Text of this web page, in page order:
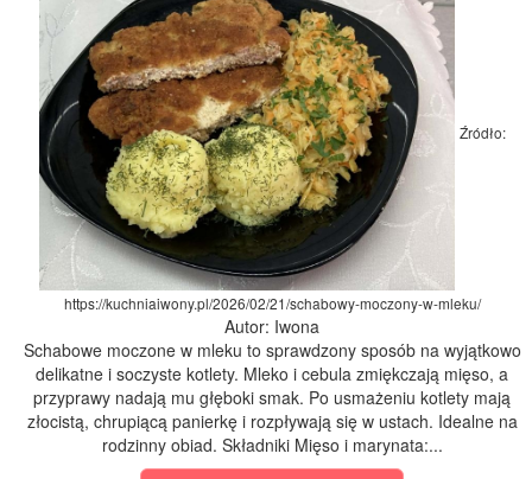
Źródło:
https://kuchniaiwony.pl/2026/02/21/schabowy-moczony-w-mleku/
Autor: Iwona
Schabowe moczone w mleku to sprawdzony sposób na wyjątkowo
delikatne i soczyste kotlety. Mleko i cebula zmiękczają mięso, a
przyprawy nadają mu głęboki smak. Po usmażeniu kotlety mają
złocistą, chrupiącą panierkę i rozpływają się w ustach. Idealne na
rodzinny obiad. Składniki Mięso i marynata:...